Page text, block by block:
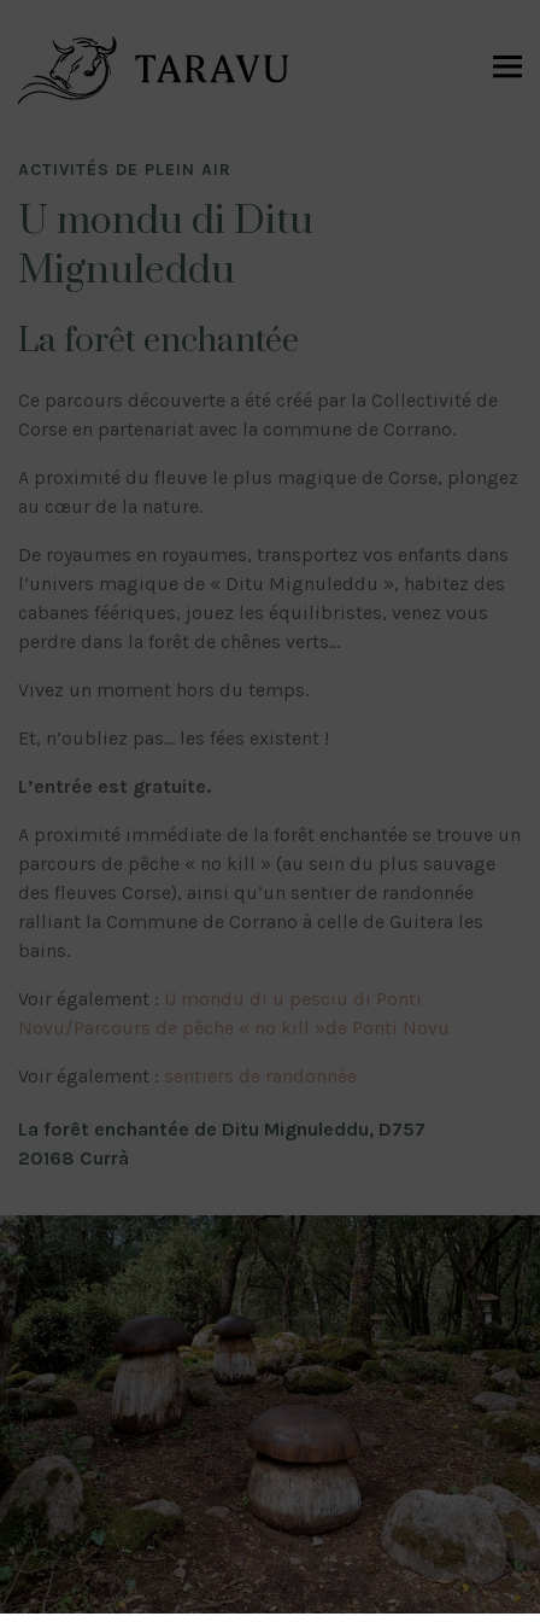
ACTIVITÉS DE PLEIN AIR
U mondu di Ditu
Mignuleddu
La forêt enchantée
Ce parcours découverte a été créé par la Collectivité de
Corse en partenariat avec la commune de Corrano.
A proximité du fleuve le plus magique de Corse, plongez
au cœur de la nature.
De royaumes en royaumes, transportez vos enfants dans
l’univers magique de « Ditu Mignuleddu », habitez des
cabanes féériques, jouez les équilibristes, venez vous
perdre dans la forêt de chênes verts…
Vivez un moment hors du temps.
Et, n’oubliez pas… les fées existent !
L’entrée est gratuite.
A proximité immédiate de la forêt enchantée se trouve un
parcours de pêche « no kill » (au sein du plus sauvage
des fleuves Corse), ainsi qu’un sentier de randonnée
ralliant la Commune de Corrano à celle de Guitera les
bains.
Voir également : U mondu di u pesciu di Ponti
Novu/Parcours de pêche « no kill »de Ponti Novu
Voir également : sentiers de randonnée
La forêt enchantée de Ditu Mignuleddu, D757
20168 Currà